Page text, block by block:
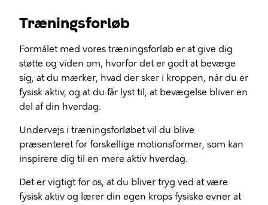
Træningsforløb
Formålet med vores træningsforløb er at give dig
støtte og viden om, hvorfor det er godt at bevæge
sig, at du mærker, hvad der sker i kroppen, når du er
fysisk aktiv, og at du får lyst til, at bevægelse bliver en
del af din hverdag.
Undervejs i træningsforløbet vil du blive
præsenteret for forskellige motionsformer, som kan
inspirere dig til en mere aktiv hverdag.
Det er vigtigt for os, at du bliver tryg ved at være
fysisk aktiv og lærer din egen krops fysiske evner at